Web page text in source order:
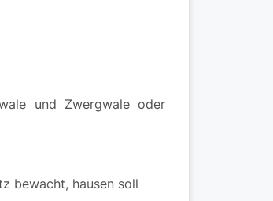
und Zwergwale oder
bewacht, hausen soll